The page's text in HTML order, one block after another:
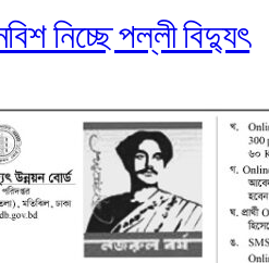
নিচ্ছে পল্লী বিদ্যুৎ